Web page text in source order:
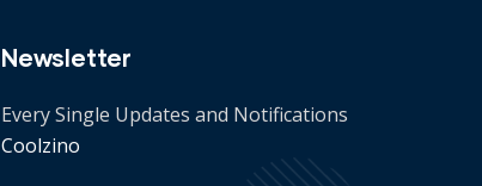
Newsletter
Every Single Updates and Notifications
Coolzino